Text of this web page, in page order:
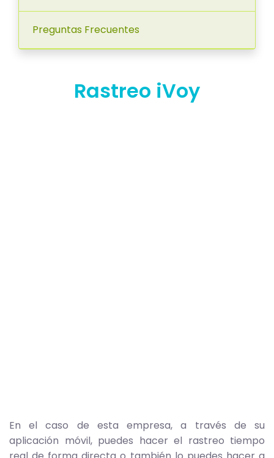
Preguntas Frecuentes
Rastreo iVoy
En el caso de esta empresa, a través de su
aplicación móvil, puedes hacer el rastreo tiempo